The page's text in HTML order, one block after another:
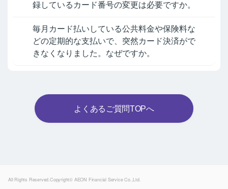
録しているカード番号の変更は必要ですか。
毎月カード払いしている公共料金や保険料な
どの定期的な支払いで、突然カード決済がで
きなくなりました。なぜですか。
よくあるご質問TOPへ
All Rights Reserved.Copyright© AEON Financial Service Co.,Ltd.Powered by